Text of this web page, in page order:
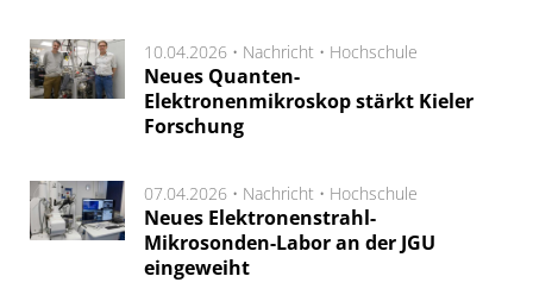
10.04.2026 • Nachricht • Hochschule
Neues Quanten-
Elektronenmikroskop stärkt Kieler
Forschung
07.04.2026 • Nachricht • Hochschule
Neues Elektronenstrahl-
Mikrosonden-Labor an der JGU
eingeweiht